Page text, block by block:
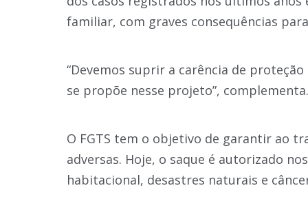
familiar, com graves consequências
“Devemos suprir a carência de
se propõe nesse projeto”, complementa.
O FGTS tem o objetivo de garantir ao
adversas. Hoje, o saque é autorizado
habitacional, desastres naturais e